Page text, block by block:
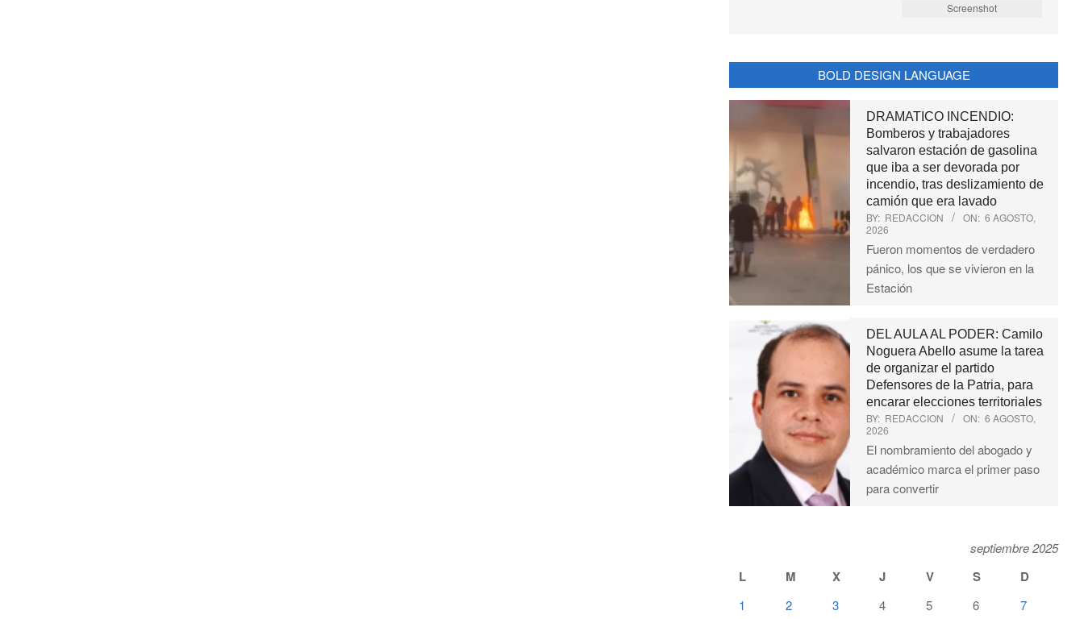
Screenshot
BOLD DESIGN LANGUAGE
DRAMATICO INCENDIO:
Bomberos y trabajadores
salvaron estación de gasolina
que iba a ser devorada por
incendio, tras deslizamiento de
camión que era lavado
BY: REDACCION ON: 6 AGOSTO,
2026
Fueron momentos de verdadero
pánico, los que se vivieron en la
Estación
DEL AULA AL PODER: Camilo
Noguera Abello asume la tarea
de organizar el partido
Defensores de la Patria, para
encarar elecciones territoriales
BY: REDACCION ON: 6 AGOSTO,
2026
El nombramiento del abogado y
académico marca el primer paso
para convertir
septiembre 2025
L M X J V S D
1 2 3 4 5 6
7